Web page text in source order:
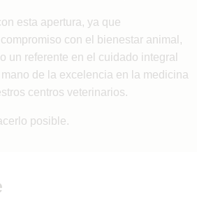
esta apertura, ya que
con el bienestar animal,
un referente en el cuidado integral
de la excelencia en la medicina
centros veterinarios.
posible.